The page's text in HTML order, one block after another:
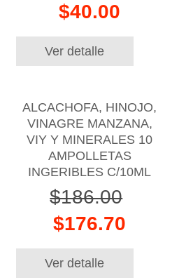
$40.00
Ver detalle
ALCACHOFA, HINOJO,
VINAGRE MANZANA,
VIY Y MINERALES 10
AMPOLLETAS
INGERIBLES C/10ML
$186.00
$176.70
Ver detalle